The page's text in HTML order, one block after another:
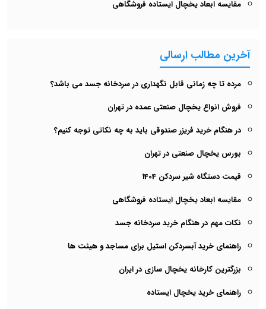
مقایسه ابعاد یخچال ایستاده فروشگاهی
آخرین مطالب ارسالی
مرده تا چه زمانی قابل نگهداری در سردخانه جسد می باشد؟
فروش انواع یخچال صنعتی عمده در تهران
در هنگام خرید فریزر صندوقی باید به چه نکاتی توجه کنیم؟
بورس یخچال صنعتی در تهران
قیمت دستگاه شیر سردکن 1404
مقایسه ابعاد یخچال ایستاده فروشگاهی
نکات مهم در هنگام خرید سردخانه جسد
راهنمای خرید آبسردکن استیل برای مساجد و هیئت ها
بزرگترین کارخانه یخچال سازی در ایران
راهنمای خرید یخچال ایستاده